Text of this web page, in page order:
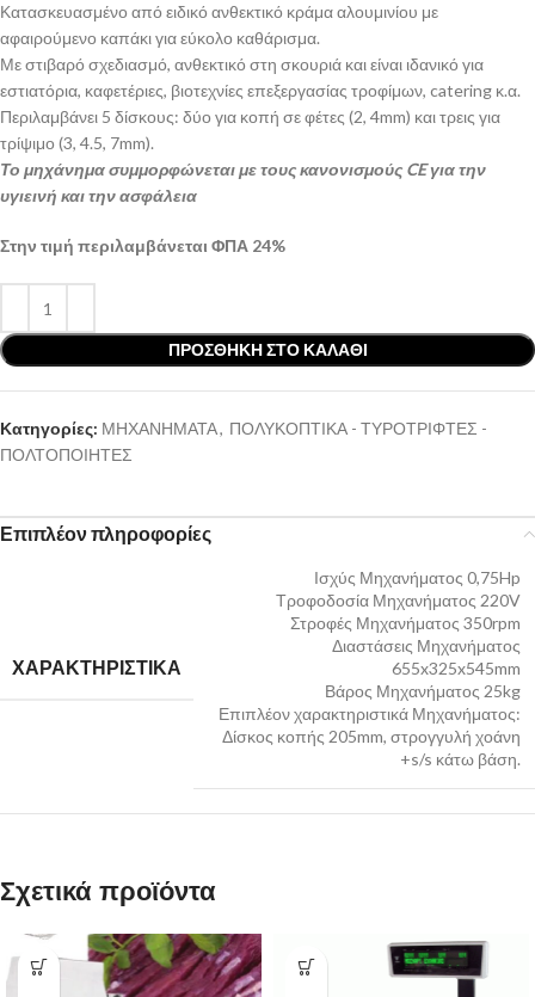
Κατασκευασμένο από ειδικό ανθεκτικό κράμα αλουμινίου με
αφαιρούμενο καπάκι για εύκολο καθάρισμα.
Με στιβαρό σχεδιασμό, ανθεκτικό στη σκουριά και είναι ιδανικό για
εστιατόρια, καφετέριες, βιοτεχνίες επεξεργασίας τροφίμων, catering κ.α.
Περιλαμβάνει 5 δίσκους: δύο για κοπή σε φέτες (2, 4mm) και τρεις για
τρίψιμο (3, 4.5, 7mm).
Το μηχάνημα συμμορφώνεται με τους κανονισμούς CE για την
υγιεινή και την ασφάλεια
Στην τιμή περιλαμβάνεται ΦΠΑ 24%
ΠΡΟΣΘΉΚΗ ΣΤΟ ΚΑΛΆΘΙ
Κατηγορίες: ΜΗΧΑΝΗΜΑΤΑ, ΠΟΛΥΚΟΠΤΙΚΑ - ΤΥΡΟΤΡΙΦΤΕΣ -
ΠΟΛΤΟΠΟΙΗΤΕΣ
Επιπλέον πληροφορίες
ΧΑΡΑΚΤΗΡΙΣΤΙΚΑ
Ισχύς Μηχανήματος 0,75Hp
Τροφοδοσία Μηχανήματος 220V
Στροφές Μηχανήματος 350rpm
Διαστάσεις Μηχανήματος
655x325x545mm
Βάρος Μηχανήματος 25kg
Επιπλέον χαρακτηριστικά Μηχανήματος:
Δίσκος κοπής 205mm, στρογγυλή χοάνη
+s/s κάτω βάση.
Σχετικά προϊόντα